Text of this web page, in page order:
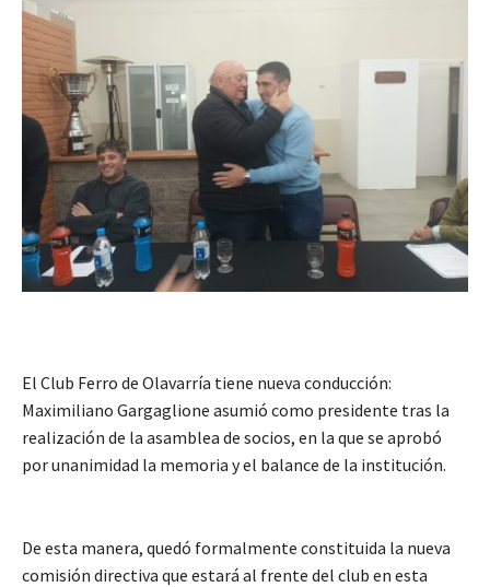
El Club Ferro de Olavarría tiene nueva conducción:
Maximiliano Gargaglione asumió como presidente tras la
realización de la asamblea de socios, en la que se aprobó
por unanimidad la memoria y el balance de la institución.
De esta manera, quedó formalmente constituida la nueva
comisión directiva que estará al frente del club en esta